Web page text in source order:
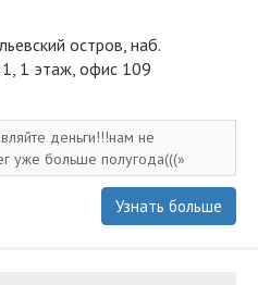
остров, наб.
1 этаж, офис 109
деньги!!!нам не
уже больше полугода(((
Узнать больше